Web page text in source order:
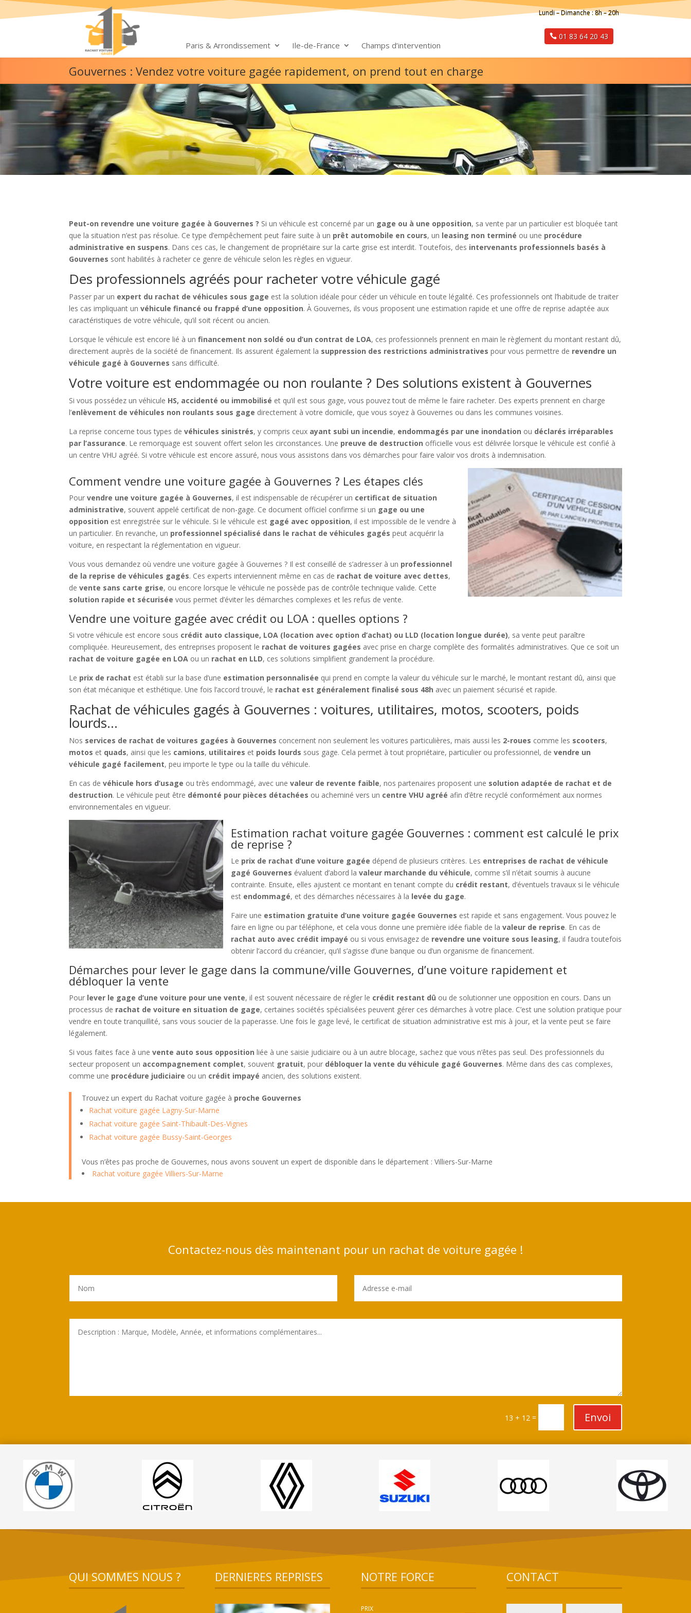
Paris & Arrondissement Ile-de-France Champs d’intervention
Lundi – Dimanche : 8h – 20h
01 83 64 20 43
Gouvernes : Vendez votre voiture gagée rapidement, on prend tout en charge
Peut-on revendre une voiture gagée à Gouvernes ? Si un véhicule est concerné par un gage ou à une opposition, sa vente par un particulier est bloquée tant
que la situation n’est pas résolue. Ce type d’empêchement peut faire suite à un prêt automobile en cours, un leasing non terminé ou une procédure
administrative en suspens. Dans ces cas, le changement de propriétaire sur la carte grise est interdit. Toutefois, des intervenants professionnels basés à
Gouvernes sont habilités à racheter ce genre de véhicule selon les règles en vigueur.
Des professionnels agréés pour racheter votre véhicule gagé
Passer par un expert du rachat de véhicules sous gage est la solution idéale pour céder un véhicule en toute légalité. Ces professionnels ont l’habitude de traiter
les cas impliquant unvéhicule financé ou frappé d’une opposition. À Gouvernes, ils vous proposent une estimation rapide et une offre de reprise adaptée aux
caractéristiques de votre véhicule, qu’il soit récent ou ancien.
Lorsque le véhicule est encore lié à unfinancement non soldé ou d’un contrat de LOA, ces professionnels prennent en main le règlement du montant restant dû,
directement auprès de la société de financement. Ils assurent également la suppression des restrictions administratives pour vous permettre de revendre un
véhicule gagé à Gouvernes sans difficulté.
Votre voiture est endommagée ou non roulante ? Des solutions existent à Gouvernes
Si vous possédez un véhicule HS, accidenté ou immobilisé et qu’il est sous gage, vous pouvez tout de même le faire racheter. Des experts prennent en charge
l’enlèvement de véhicules non roulants sous gage directement à votre domicile, que vous soyez à Gouvernes ou dans les communes voisines.
La reprise concerne tous types devéhicules sinistrés, y compris ceux ayant subi un incendie, endommagés par une inondation ou déclarés irréparables
par l’assurance. Le remorquage est souvent offert selon les circonstances. Une preuve de destruction officielle vous est délivrée lorsque le véhicule est confié à
un centre VHU agréé. Si votre véhicule est encore assuré, nous vous assistons dans vos démarches pour faire valoir vos droits à indemnisation.
Comment vendre une voiture gagée à Gouvernes ? Les étapes clés
Pourvendre une voiture gagée à Gouvernes, il est indispensable de récupérer un certificat de situation
administrative, souvent appelé certificat de non-gage. Ce document officiel confirme si un gage ou une
opposition est enregistrée sur le véhicule. Si le véhicule est gagé avec opposition, il est impossible de le vendre à
un particulier. En revanche, un professionnel spécialisé dans le rachat de véhicules gagés peut acquérir la
voiture, en respectant la réglementation en vigueur.
Vous vous demandez où vendre une voiture gagée à Gouvernes ? Il est conseillé de s’adresser à un professionnel
de la reprise de véhicules gagés. Ces experts interviennent même en cas de rachat de voiture avec dettes,
devente sans carte grise, ou encore lorsque le véhicule ne possède pas de contrôle technique valide. Cette
solution rapide et sécurisée vous permet d’éviter les démarches complexes et les refus de vente.
Vendre une voiture gagée avec crédit ou LOA : quelles options ?
Si votre véhicule est encore sous crédit auto classique, LOA (location avec option d’achat) ou LLD (location longue durée), sa vente peut paraître
compliquée. Heureusement, des entreprises proposent le rachat de voitures gagées avec prise en charge complète des formalités administratives. Que ce soit un
rachat de voiture gagée en LOA ou un rachat en LLD, ces solutions simplifient grandement la procédure.
Le prix de rachat est établi sur la base d’une estimation personnalisée qui prend en compte la valeur du véhicule sur le marché, le montant restant dû, ainsi que
son état mécanique et esthétique. Une fois l’accord trouvé, le rachat est généralement finalisé sous 48h avec un paiement sécurisé et rapide.
Rachat de véhicules gagés à Gouvernes : voitures, utilitaires, motos, scooters, poids
lourds…
Nos services de rachat de voitures gagées à Gouvernes concernent non seulement les voitures particulières, mais aussi les 2-roues comme les scooters,
motos et quads, ainsi que les camions, utilitaires et poids lourds sous gage. Cela permet à tout propriétaire, particulier ou professionnel, devendre un
véhicule gagé facilement, peu importe le type ou la taille du véhicule.
En cas devéhicule hors d’usage ou très endommagé, avec unevaleur de revente faible, nos partenaires proposent une solution adaptée de rachat et de
destruction. Le véhicule peut être démonté pour pièces détachées ou acheminé vers un centre VHU agréé afin d’être recyclé conformément aux normes
environnementales en vigueur.
Estimation rachat voiture gagée Gouvernes : comment est calculé le prix
de reprise ?
Le prix de rachat d’une voiture gagée dépend de plusieurs critères. Les entreprises de rachat de véhicule
gagé Gouvernes évaluent d’abord lavaleur marchande du véhicule, comme s’il n’était soumis à aucune
contrainte. Ensuite, elles ajustent ce montant en tenant compte du crédit restant, d’éventuels travaux si le véhicule
est endommagé, et des démarches nécessaires à la levée du gage.
Faire une estimation gratuite d’une voiture gagée Gouvernes est rapide et sans engagement. Vous pouvez le
faire en ligne ou par téléphone, et cela vous donne une première idée fiable de lavaleur de reprise. En cas de
rachat auto avec crédit impayé ou si vous envisagez de revendre une voiture sous leasing, il faudra toutefois
obtenir l’accord du créancier, qu’il s’agisse d’une banque ou d’un organisme de financement.
Démarches pour lever le gage dans la commune/ville Gouvernes, d’une voiture rapidement et
débloquer la vente
Pour lever le gage d’une voiture pour une vente, il est souvent nécessaire de régler le crédit restant dû ou de solutionner une opposition en cours. Dans un
processus de rachat de voiture en situation de gage, certaines sociétés spécialisées peuvent gérer ces démarches à votre place. C’est une solution pratique pour
vendre en toute tranquillité, sans vous soucier de la paperasse. Une fois le gage levé, le certificat de situation administrative est mis à jour, et la vente peut se faire
légalement.
Si vous faites face à unevente auto sous opposition liée à une saisie judiciaire ou à un autre blocage, sachez que vous n’êtes pas seul. Des professionnels du
secteur proposent un accompagnement complet, souvent gratuit, pour débloquer la vente du véhicule gagé Gouvernes. Même dans des cas complexes,
comme une procédure judiciaire ou un crédit impayé ancien, des solutions existent.
Trouvez un expert du Rachat voiture gagée à proche Gouvernes
Rachat voiture gagée Lagny-Sur-Marne
Rachat voiture gagée Saint-Thibault-Des-Vignes
Rachat voiture gagée Bussy-Saint-Georges
Vous n’êtes pas proche de Gouvernes, nous avons souvent un expert de disponible dans le département : Villiers-Sur-Marne
Rachat voiture gagée Villiers-Sur-Marne
Contactez-nous dès maintenant pour un rachat de voiture gagée !
13 + 12 = Envoi
QUI SOMMES NOUS ? DERNIERES REPRISES NOTRE FORCE
PRIX
CONTACT